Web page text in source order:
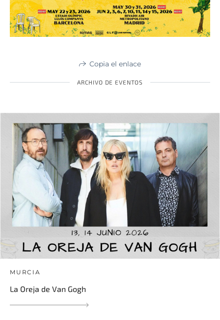
Copia el enlace
ARCHIVO DE EVENTOS
MURCIA
La Oreja de Van Gogh